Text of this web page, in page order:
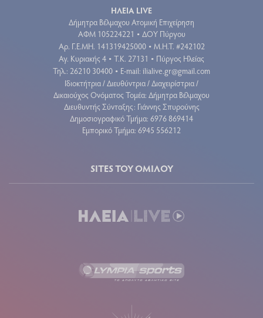
ΗΛΕΙΑ LIVE
Δήμητρα Βέλμαχου Ατομική Επιχείρηση
ΑΦΜ 105224221 • ΔΟΥ Πύργου
Aρ. Γ.Ε.ΜΗ. 141319425000 • Μ.Η.Τ. #242102
Αγ. Κυριακής 4 • Τ.Κ. 27131 • Πύργος Ηλείας
Τηλ.: 26210 30400 • E-mail: ilialive.gr@gmail.com
Ιδιοκτήτρια / Διευθύντρια / Διαχειρίστρια /
Δικαιούχος Ονόματος Τομέα: Δήμητρα Βέλμαχου
Διευθυντής Σύνταξης: Γιάννης Σπυρούνης
Δημοσιογραφικό Τμήμα: 6976 869414
Εμπορικό Τμήμα: 6945 556212
SITES ΤΟΥ ΟΜΙΛΟΥ